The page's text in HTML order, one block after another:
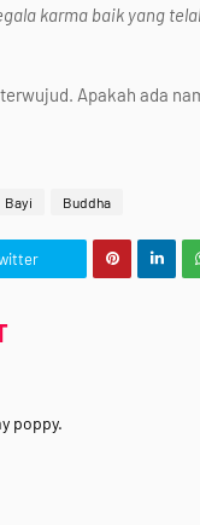
karma baik yang
Apakah ada
Bayi Buddha
poppy.